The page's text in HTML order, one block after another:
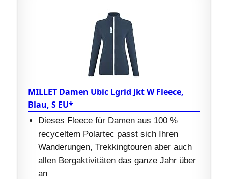
MILLET Damen Ubic Lgrid Jkt W Fleece,
Blau, S EU*
Dieses Fleece für Damen aus 100 %
recyceltem Polartec passt sich Ihren
Wanderungen, Trekkingtouren aber auch
allen Bergaktivitäten das ganze Jahr über
an